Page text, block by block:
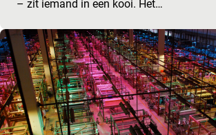
– zit iemand in een kooi. Het…